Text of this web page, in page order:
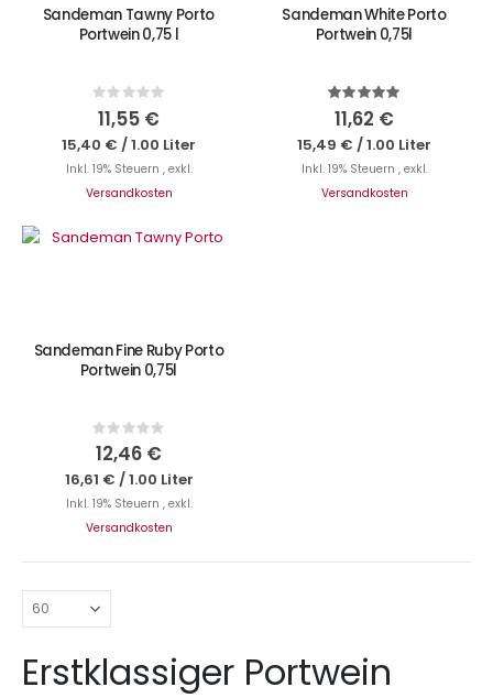
Sandeman Tawny Porto
Portwein 0,75 l
Rating:
0%
11,55 €
15,40 € /1.00 Liter
Inkl. 19% Steuern , exkl.
Versandkosten
Sandeman White Porto
Portwein 0,75l
Bewertung:
100%
11,62 €
15,49 € /1.00 Liter
Inkl. 19% Steuern , exkl.
Versandkosten
IN DEN WARENKORB
Sandeman Fine Ruby Porto
Portwein 0,75l
Rating:
0%
12,46 €
16,61 € /1.00 Liter
Inkl. 19% Steuern , exkl.
Versandkosten
Erstklassiger Portwein